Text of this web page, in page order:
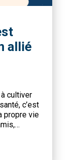
allié
cultiver
c’est
propre vie
en
c’est la